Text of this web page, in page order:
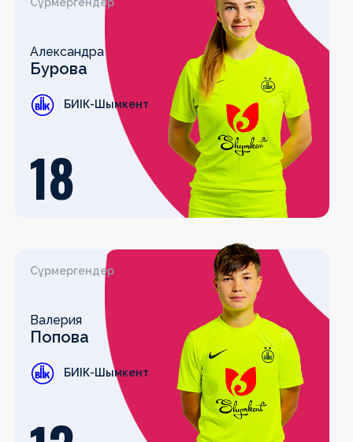
Александра
Бурова
БИІК-Шымкент
18
Сұрмергендер
Валерия
Попова
БИІК-Шымкент